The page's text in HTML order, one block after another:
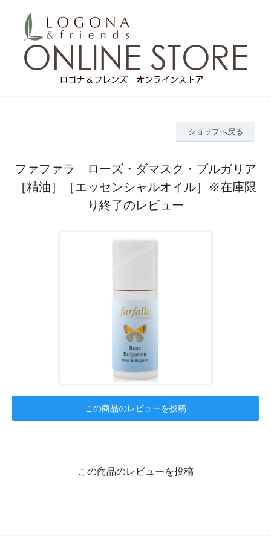
ショップへ戻る
ファファラ ローズ・ダマスク・ブルガリア
［精油］［エッセンシャルオイル］※在庫限
り終了のレビュー
この商品のレビューを投稿
この商品のレビューを投稿